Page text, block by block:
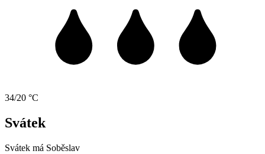
34/20 °C
Svátek
Svátek má Soběslav